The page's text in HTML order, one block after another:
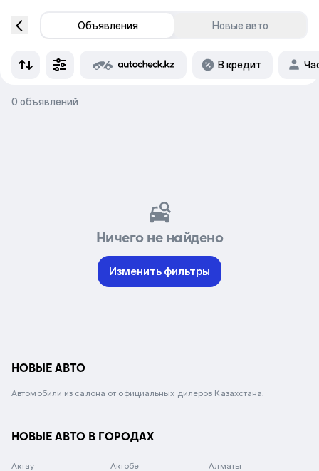
Объявления Новые авто
В кредит
0 объявлений
Ничего не найдено
Изменить фильтры
НОВЫЕ АВТО
Автомобили из салона от официальных дилеров Казахстана.
НОВЫЕ АВТО В ГОРОДАХ
Актау Актобе Алматы